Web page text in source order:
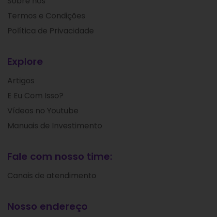
Termos e Condições
Política de Privacidade
Explore
Artigos
E Eu Com Isso?
Vídeos no Youtube
Manuais de Investimento
Fale com nosso time:
Canais de atendimento
Nosso endereço